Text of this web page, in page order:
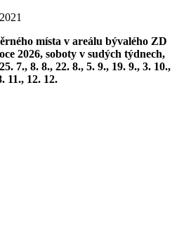
místa v areálu bývalého ZD
2026, soboty v sudých týdnech,
7., 8. 8., 22. 8., 5. 9., 19. 9., 3. 10.,
11., 12. 12.